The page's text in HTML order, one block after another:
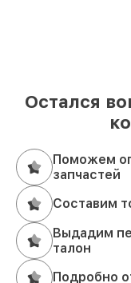
Остался
Поможем
запчастей
Составим
Выдадим
талон
Подробно